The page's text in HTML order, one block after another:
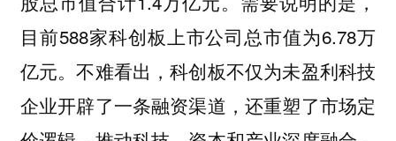
目前588家科创板上市公司总市值为6.78万
亿元。不难看出，科创板不仅为未盈利科技
企业开辟了一条融资渠道，还重塑了市场定